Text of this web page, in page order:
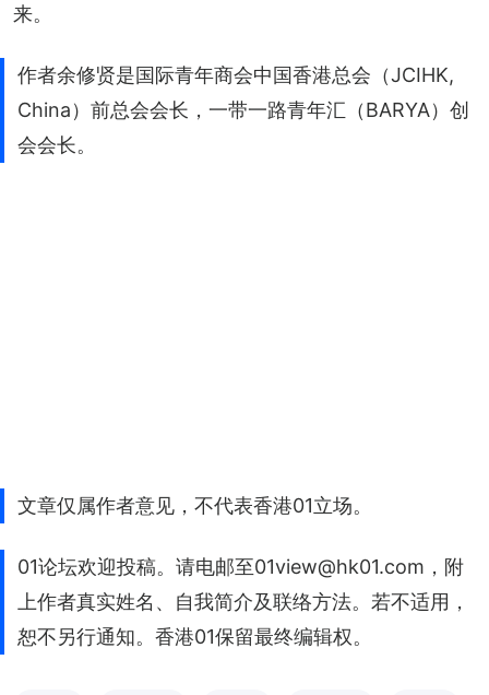
来。
作者余修贤是国际青年商会中国香港总会（JCIHK,
China）前总会会长，一带一路青年汇（BARYA）创
会会长。
文章仅属作者意见，不代表香港01立场。
01论坛欢迎投稿。请电邮至01view@hk01.com，附
上作者真实姓名、自我简介及联络方法。若不适用，
恕不另行通知。香港01保留最终编辑权。